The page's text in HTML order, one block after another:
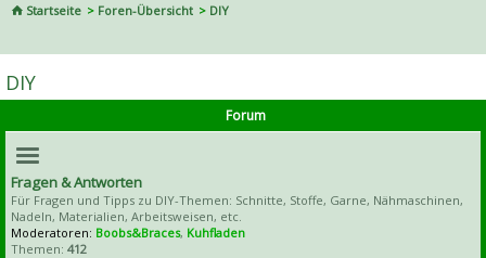
Startseite
Foren-Übersicht
DIY
he
DIY
Forum
Fragen & Antworten
Für Fragen und Tipps zu DIY-Themen: Schnitte, Stoffe, Garne, Nähmaschinen,
Nadeln, Materialien, Arbeitsweisen, etc.
Moderatoren: Boobs&Braces, Kuhfladen
Themen: 412